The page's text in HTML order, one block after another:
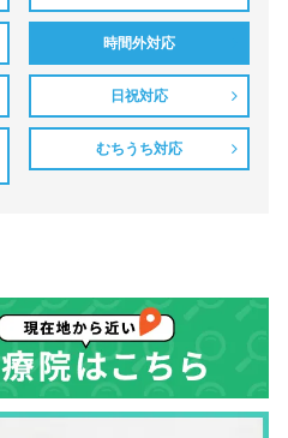
時間外対応
日祝対応
むちうち対応